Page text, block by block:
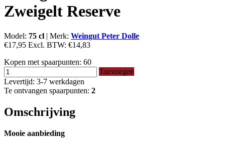
Zweigelt Reserve
Model: 75 cl | Merk: Weingut Peter Dolle
€17,95 Excl. BTW: €14,83
Kopen met spaarpunten: 60
Toevoegen
Levertijd: 3-7 werkdagen
Te ontvangen spaarpunten: 2
Omschrijving
Mooie aanbieding